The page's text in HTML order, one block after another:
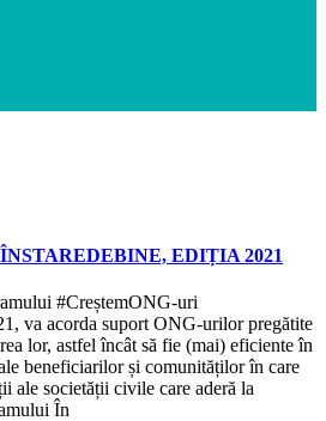
EDIȚIA 2021
#CreștemONG-uri
va acorda suport ONG-urilor pregătite
lor, astfel încât să fie (mai) eficiente în
beneficiarilor și comunităților în care
ale societății civile care aderă la
În